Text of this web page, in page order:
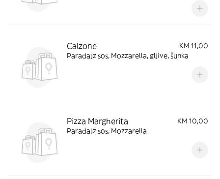
Calzone
KM 11,00
Paradajz sos, Mozzarella, gljive, šunka
Pizza Margherita
KM 10,00
Paradajz sos, Mozzarella